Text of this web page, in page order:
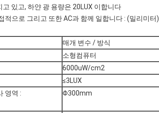
있고, 하얀 광 용량은 20LUX 이합니다
적으로 그리고 또한 AC과 함께 일합니다 : (밀리미터)
매개 변수 / 방식
소형컴퓨터
6000uW/cm2
≤3LUX
영역 :
Φ300mm